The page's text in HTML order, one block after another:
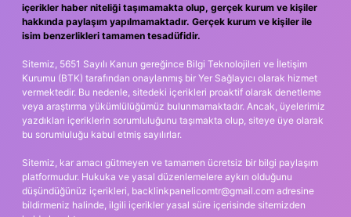
içerikler haber niteliği taşımamakta olup, gerçek kurum ve kişiler
hakkında paylaşım yapılmamaktadır. Gerçek kurum ve kişiler ile
isim benzerlikleri tamamen tesadüfidir.
Sitemiz, 5651 Sayılı Kanun gereğince Bilgi Teknolojileri ve İletişim
Kurumu (BTK) tarafından onaylanmış bir Yer Sağlayıcı olarak hizmet
vermektedir. Bu nedenle, sitedeki içerikleri proaktif olarak denetleme
veya araştırma yükümlülüğümüz bulunmamaktadır. Ancak, üyelerimiz
yazdıkları içeriklerin sorumluluğunu taşımakta olup, siteye üye olarak
bu sorumluluğu kabul etmiş sayılırlar.
Sitemiz, kar amacı gütmeyen ve tamamen ücretsiz bir bilgi paylaşım
platformudur. Hukuka ve yasal düzenlemelere aykırı olduğunu
düşündüğünüz içerikleri, backlinkpanelicomtr@gmail.com adresine
bildirmeniz halinde, ilgili içerikler yasal süre içerisinde sitemizden